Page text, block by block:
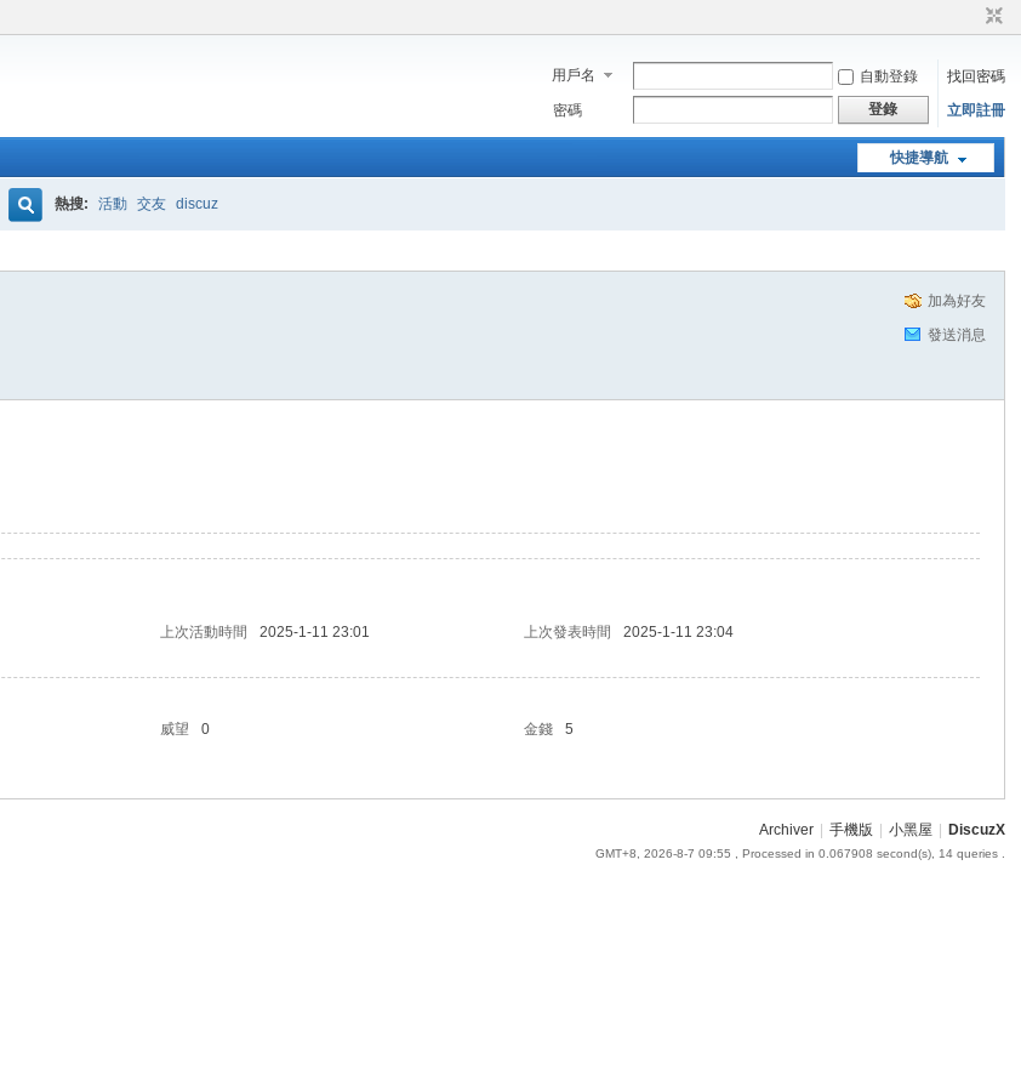
用戶名 自動登錄
找回密碼
密碼
登錄 立即註冊
快捷導航
熱搜: 活動 交友 discuz
加為好友
發送消息
上次活動時間 2025-1-11 23:01 上次發表時間
2025-1-11 23:04
威望 0 金錢
5
Archiver 手機版 小黑屋 DiscuzX
GMT+8, 2026-8-7 09:55 , Processed in 0.067908 second(s), 14 queries .